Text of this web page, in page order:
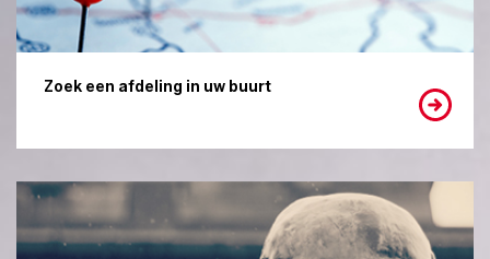
Zoek een afdeling in uw buurt